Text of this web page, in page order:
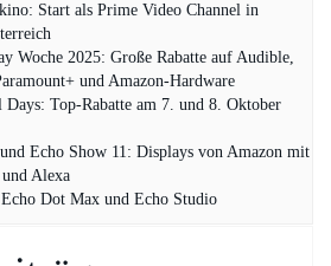
Start als Prime Video Channel in
Woche 2025: Große Rabatte auf Audible,
und Amazon‑Hardware
Top-Rabatte am 7. und 8. Oktober
Echo Show 11: Displays von Amazon mit
Alexa
Dot Max und Echo Studio